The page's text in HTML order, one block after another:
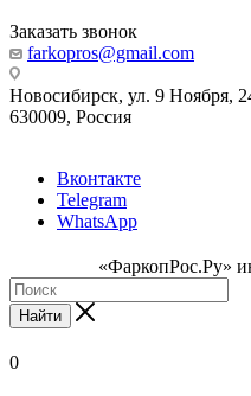
Заказать звонок
farkopros@gmail.com
Новосибирск, ул. 9 Ноября,
630009, Россия
Вконтакте
Telegram
WhatsApp
«ФаркопРос.Ру»
Найти
0